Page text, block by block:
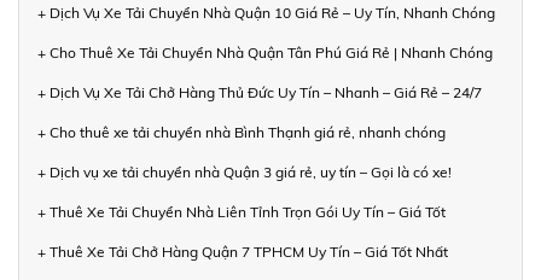
+ Dịch Vụ Xe Tải Chuyển Nhà Quận 10 Giá Rẻ – Uy Tín, Nhanh Chóng
+ Cho Thuê Xe Tải Chuyển Nhà Quận Tân Phú Giá Rẻ | Nhanh Chóng
+ Dịch Vụ Xe Tải Chở Hàng Thủ Đức Uy Tín – Nhanh – Giá Rẻ – 24/7
+ Cho thuê xe tải chuyển nhà Bình Thạnh giá rẻ, nhanh chóng
+ Dịch vụ xe tải chuyển nhà Quận 3 giá rẻ, uy tín – Gọi là có xe!
+ Thuê Xe Tải Chuyển Nhà Liên Tỉnh Trọn Gói Uy Tín – Giá Tốt
+ Thuê Xe Tải Chở Hàng Quận 7 TPHCM Uy Tín – Giá Tốt Nhất